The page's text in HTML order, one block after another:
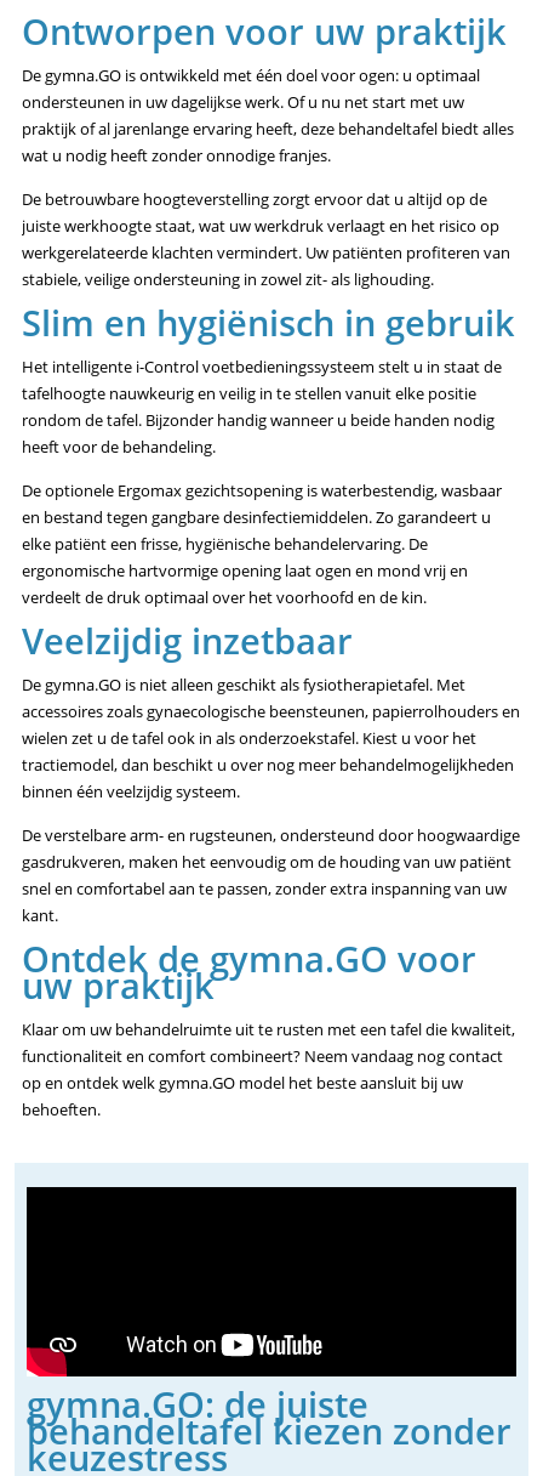
Ontworpen voor uw praktijk
De gymna.GO is ontwikkeld met één doel voor ogen: u optimaal
ondersteunen in uw dagelijkse werk. Of u nu net start met uw
praktijk of al jarenlange ervaring heeft, deze behandeltafel biedt alles
wat u nodig heeft zonder onnodige franjes.
De betrouwbare hoogteverstelling zorgt ervoor dat u altijd op de
juiste werkhoogte staat, wat uw werkdruk verlaagt en het risico op
werkgerelateerde klachten vermindert. Uw patiënten profiteren van
stabiele, veilige ondersteuning in zowel zit- als lighouding.
Slim en hygiënisch in gebruik
Het intelligente i-Control voetbedieningssysteem stelt u in staat de
tafelhoogte nauwkeurig en veilig in te stellen vanuit elke positie
rondom de tafel. Bijzonder handig wanneer u beide handen nodig
heeft voor de behandeling.
De optionele Ergomax gezichtsopening is waterbestendig, wasbaar
en bestand tegen gangbare desinfectiemiddelen. Zo garandeert u
elke patiënt een frisse, hygiënische behandelervaring. De
ergonomische hartvormige opening laat ogen en mond vrij en
verdeelt de druk optimaal over het voorhoofd en de kin.
Veelzijdig inzetbaar
De gymna.GO is niet alleen geschikt als fysiotherapietafel. Met
accessoires zoals gynaecologische beensteunen, papierrolhouders en
wielen zet u de tafel ook in als onderzoekstafel. Kiest u voor het
tractiemodel, dan beschikt u over nog meer behandelmogelijkheden
binnen één veelzijdig systeem.
De verstelbare arm- en rugsteunen, ondersteund door hoogwaardige
gasdrukveren, maken het eenvoudig om de houding van uw patiënt
snel en comfortabel aan te passen, zonder extra inspanning van uw
kant.
Ontdek de gymna.GO voor
uw praktijk
Klaar om uw behandelruimte uit te rusten met een tafel die kwaliteit,
functionaliteit en comfort combineert? Neem vandaag nog contact
op en ontdek welk gymna.GO model het beste aansluit bij uw
behoeften.
gymna.GO: de juiste
behandeltafel kiezen zonder
keuzestress